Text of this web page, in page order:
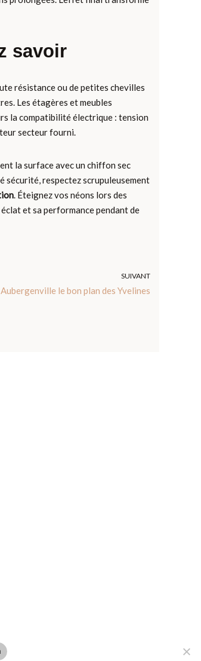
savoir
résistance ou de petites chevilles
Les étagères et meubles
la compatibilité électrique : tension
secteur fourni.
la surface avec un chiffon sec
sécurité, respectez scrupuleusement
. Éteignez vos néons lors des
et sa performance pendant de
SUIVANT
le bon plan des Yvelines